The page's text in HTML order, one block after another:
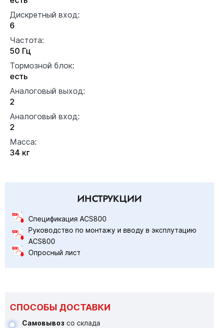
Дискретный вход:
6
Частота:
50 Гц
Тормозной блок:
есть
Аналоговый выход:
2
Аналоговый вход:
2
Масса:
34 кг
ИНСТРУКЦИИ
Спецификация ACS800
Руководство по монтажу и вводу в эксплутацию
ACS800
Опросный лист
СПОСОБЫ ДОСТАВКИ
Самовывоз со склада